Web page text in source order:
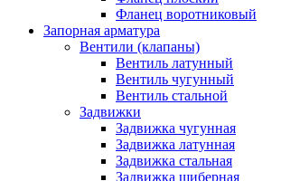
Фланец воротниковый
Запорная арматура
Вентили (клапаны)
Вентиль латунный
Вентиль чугунный
Вентиль стальной
Задвижки
Задвижка чугунная
Задвижка латунная
Задвижка стальная
Задвижка шиберная